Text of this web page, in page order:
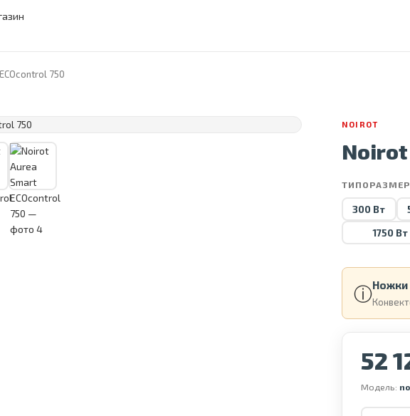
750
NOIROT
Noirot
ТИПОРАЗМЕР
300 Вт
1750 Вт
ⓘНожки
52
Модель: